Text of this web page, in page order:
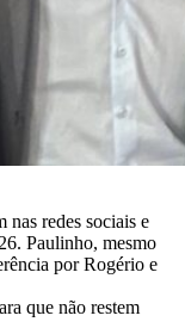
nas redes sociais e
Paulinho, mesmo
por Rogério e
que não restem